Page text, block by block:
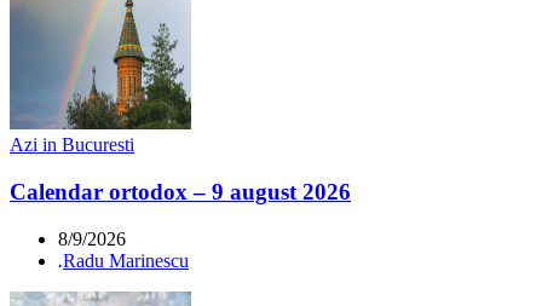
Azi in Bucuresti
Calendar ortodox – 9 august 2026
8/9/2026
.Radu Marinescu